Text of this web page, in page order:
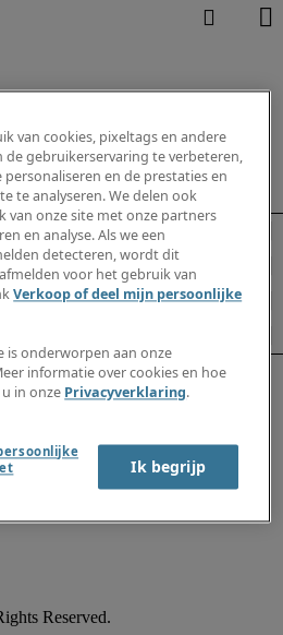
van cookies, pixeltags en andere
gebruikerservaring te verbeteren,
en de prestaties en
te analyseren. We delen ook
van onze site met onze partners
en analyse. Als we een
detecteren, wordt dit
voor het gebruik van
Verkoop of deel mijn persoonlijke
is onderworpen aan onze
informatie over cookies en hoe
in onze Privacyverklaring.
Ik begrijp